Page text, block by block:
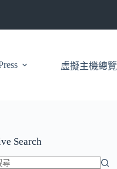
虛擬主機總覽
Search